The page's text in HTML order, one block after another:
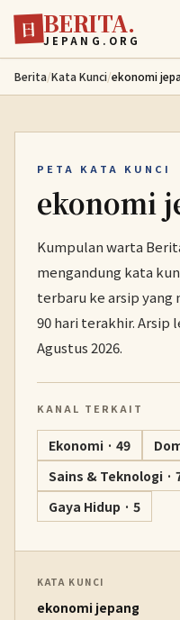
Lewati ke konten utama
日 BERITA.
JEPANG.ORG
Berita/Kata Kunci/ekonomi
PETA KATA KUNCI
ekonomi
Kumpulan warta
mengandung kata
terbaru ke arsip yang
90 hari terakhir. Arsip
Agustus 2026.
KANAL TERKAIT
Ekonomi · 49
Sains & Teknologi ·
Gaya Hidup · 5
KATA KUNCI
ekonomi jepang